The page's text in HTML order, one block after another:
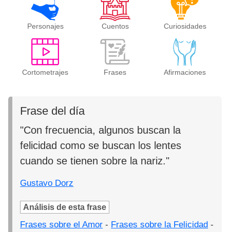
Personajes Cuentos Curiosidades
Cortometrajes Frases Afirmaciones
Frase del día
"Con frecuencia, algunos buscan la
felicidad como se buscan los lentes
cuando se tienen sobre la nariz."
Gustavo Dorz
Análisis de esta frase
Frases sobre el Amor - Frases sobre la Felicidad -